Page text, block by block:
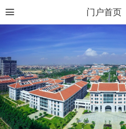
门户首页